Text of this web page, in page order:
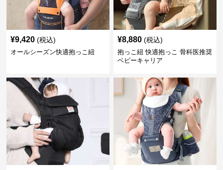
¥9,420 (税込)
オールシーズン快適抱っこ紐
¥8,880 (税込)
抱っこ紐 快適抱っこ 骨科医推奨
ベビーキャリア